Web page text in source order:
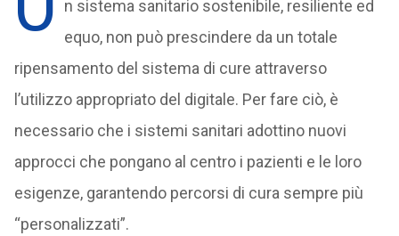
n sistema sanitario sostenibile, resiliente ed
equo, non può prescindere da un totale
ripensamento del sistema di cure attraverso
l’utilizzo appropriato del digitale. Per fare ciò, è
necessario che i sistemi sanitari adottino nuovi
approcci che pongano al centro i pazienti e le loro
esigenze, garantendo percorsi di cura sempre più
“personalizzati”.